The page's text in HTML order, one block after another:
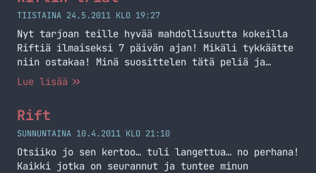
TIISTAINA 24.5.2011 KLO 19:27
Nyt tarjoan teille hyvää mahdollisuutta kokeilla
Riftiä ilmaiseksi 7 päivän ajan! Mikäli tykkäätte
niin ostakaa! Minä suosittelen tätä peliä ja
kannattaa lukaista myös minun aiempi Rift -
Riftiä: Linkki Linkkiä voitte muuten vapaasti
jakaa kavereille!
Lue lisää
Rift
SUNNUNTAINA 10.4.2011 KLO 21:10
Otsiiko jo sen kertoo… tuli langettua… no perhana!
Kaikki jotka on seurannut ja tuntee minun